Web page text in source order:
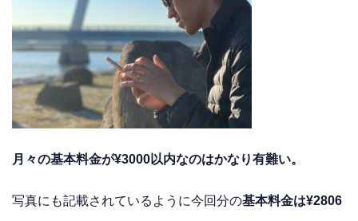
月々の基本料金が¥3000以内なのはかなり有難い。
写真にも記載されているように今回分の基本料金は¥2806